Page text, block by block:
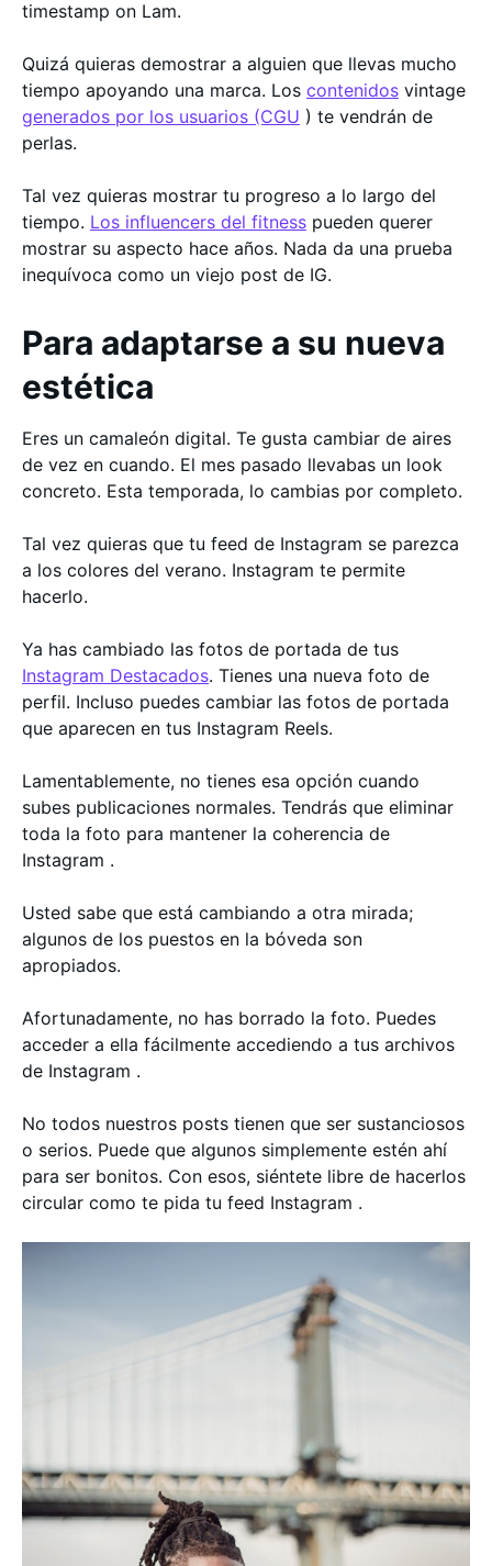
timestamp on Lam.
Quizá quieras demostrar a alguien que llevas mucho
tiempo apoyando una marca. Los contenidos vintage
generados por los usuarios (CGU ) te vendrán de
perlas.
Tal vez quieras mostrar tu progreso a lo largo del
tiempo. Los influencers del fitness pueden querer
mostrar su aspecto hace años. Nada da una prueba
inequívoca como un viejo post de IG.
Para adaptarse a su nueva
estética
Eres un camaleón digital. Te gusta cambiar de aires
de vez en cuando. El mes pasado llevabas un look
concreto. Esta temporada, lo cambias por completo.
Tal vez quieras que tu feed de Instagram se parezca
a los colores del verano. Instagram te permite
hacerlo.
Ya has cambiado las fotos de portada de tus
Instagram Destacados. Tienes una nueva foto de
perfil. Incluso puedes cambiar las fotos de portada
que aparecen en tus Instagram Reels.
Lamentablemente, no tienes esa opción cuando
subes publicaciones normales. Tendrás que eliminar
toda la foto para mantener la coherencia de
Instagram .
Usted sabe que está cambiando a otra mirada;
algunos de los puestos en la bóveda son
apropiados.
Afortunadamente, no has borrado la foto. Puedes
acceder a ella fácilmente accediendo a tus archivos
de Instagram .
No todos nuestros posts tienen que ser sustanciosos
o serios. Puede que algunos simplemente estén ahí
para ser bonitos. Con esos, siéntete libre de hacerlos
circular como te pida tu feed Instagram .